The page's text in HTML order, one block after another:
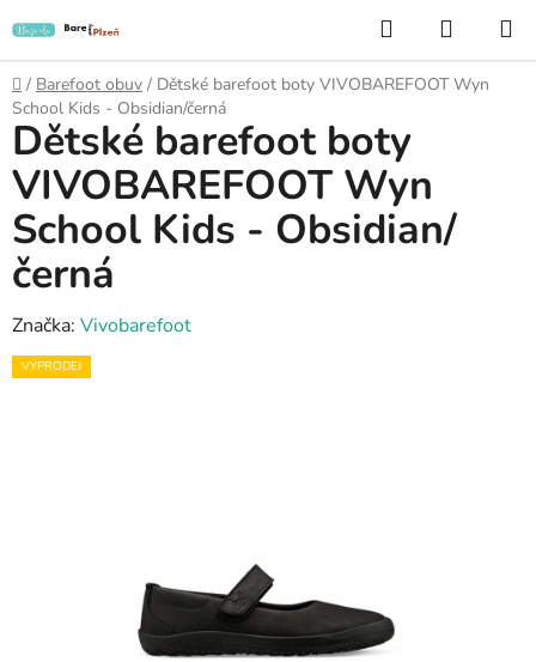
na
obsah
Hledat
KOŠÍK
Domů
/ Barefoot obuv / Dětské barefoot boty VIVOBAREFOOT Wyn
School Kids - Obsidian/černá
Dětské barefoot boty
VIVOBAREFOOT Wyn
School Kids - Obsidian/
černá
Značka: Vivobarefoot
VÝPRODEJ